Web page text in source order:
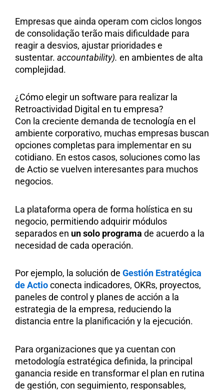
Empresas que ainda operam com ciclos longos
de consolidação terão mais dificuldade para
reagir a desvios, ajustar prioridades e
sustentar. accountability). en ambientes de alta
complejidad.
¿Cómo elegir un software para realizar la
Retroactividad Digital en tu empresa?
Con la creciente demanda de tecnología en el
ambiente corporativo, muchas empresas buscan
opciones completas para implementar en su
cotidiano. En estos casos, soluciones como las
de Actio se vuelven interesantes para muchos
negocios.
La plataforma opera de forma holística en su
negocio, permitiendo adquirir módulos
separados en un solo programa de acuerdo a la
necesidad de cada operación.
Por ejemplo, la solución de Gestión Estratégica
de Actioconecta indicadores, OKRs, proyectos,
paneles de control y planes de acción a la
estrategia de la empresa, reduciendo la
distancia entre la planificación y la ejecución.
Para organizaciones que ya cuentan con
metodología estratégica definida, la principal
ganancia reside en transformar el plan en rutina
de gestión, con seguimiento, responsables,